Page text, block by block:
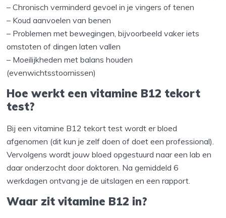
– Chronisch verminderd gevoel in je vingers of tenen
– Koud aanvoelen van benen
– Problemen met bewegingen, bijvoorbeeld vaker iets
omstoten of dingen laten vallen
– Moeilijkheden met balans houden
(evenwichtsstoornissen)
Hoe werkt een vitamine B12 tekort
test?
Bij een vitamine B12 tekort test wordt er bloed
afgenomen (dit kun je zelf doen of doet een professional).
Vervolgens wordt jouw bloed opgestuurd naar een lab en
daar onderzocht door doktoren. Na gemiddeld 6
werkdagen ontvang je de uitslagen en een rapport.
Waar zit vitamine B12 in?